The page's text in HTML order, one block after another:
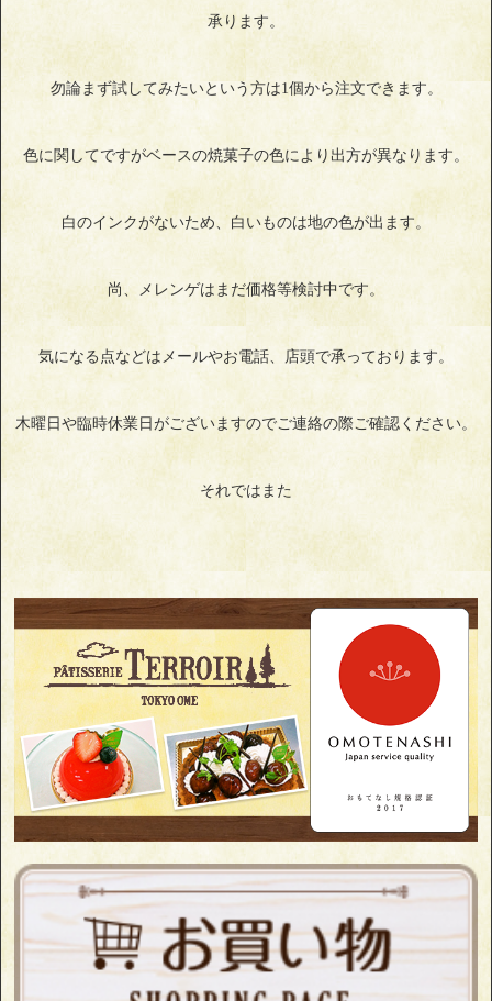
承ります。
勿論まず試してみたいという方は1個から注文できます。
色に関してですがベースの焼菓子の色により出方が異なります。
白のインクがないため、白いものは地の色が出ます。
尚、メレンゲはまだ価格等検討中です。
気になる点などはメールやお電話、店頭で承っております。
木曜日や臨時休業日がございますのでご連絡の際ご確認ください。
それではまた